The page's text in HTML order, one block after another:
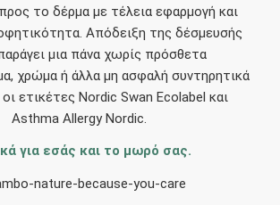
προς το δέρμα με τέλεια εφαρμογή και
Απόδειξη της δέσμευσής
μια πάνα χωρίς πρόσθετα
χρώμα ή άλλα μη ασφαλή συντηρητικά
ετικέτες Nordic Swan Ecolabel και
Asthma Allergy Nordic.
για εσάς και το μωρό σας.